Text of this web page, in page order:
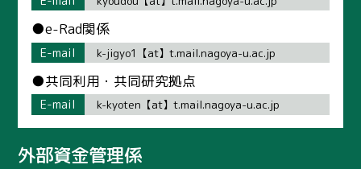
●e-Rad関係
E-mail k-jigyo1【at】t.mail.nagoya-u.ac.jp
●共同利用・共同研究拠点
E-mail k-kyoten【at】t.mail.nagoya-u.ac.jp
外部資金管理係